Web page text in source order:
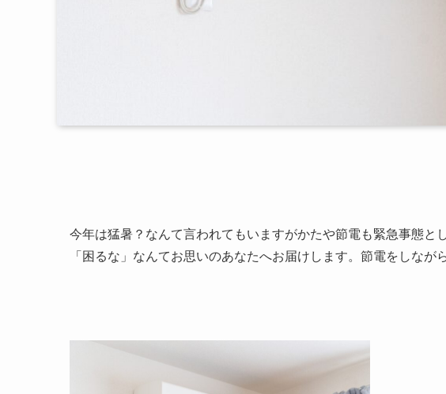
今年は猛暑？なんて言われてもいますがかたや節電も緊急事態と
「困るな」なんてお思いのあなたへお届けします。節電をしなが